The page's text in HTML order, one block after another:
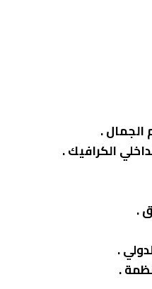
الجمال .
الكرافيك .
.
.